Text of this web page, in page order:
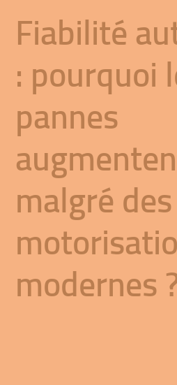
Fiabilité
: pourquoi
pannes
malgré des
modernes